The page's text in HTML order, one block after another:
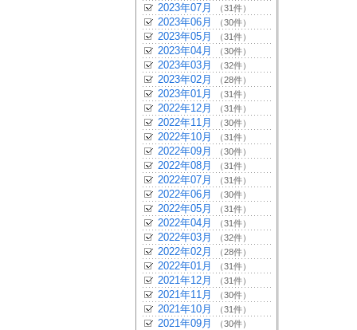
2023年07月 （31件）
2023年06月 （30件）
2023年05月 （31件）
2023年04月 （30件）
2023年03月 （32件）
2023年02月 （28件）
2023年01月 （31件）
2022年12月 （31件）
2022年11月 （30件）
2022年10月 （31件）
2022年09月 （30件）
2022年08月 （31件）
2022年07月 （31件）
2022年06月 （30件）
2022年05月 （31件）
2022年04月 （31件）
2022年03月 （32件）
2022年02月 （28件）
2022年01月 （31件）
2021年12月 （31件）
2021年11月 （30件）
2021年10月 （31件）
2021年09月 （30件）